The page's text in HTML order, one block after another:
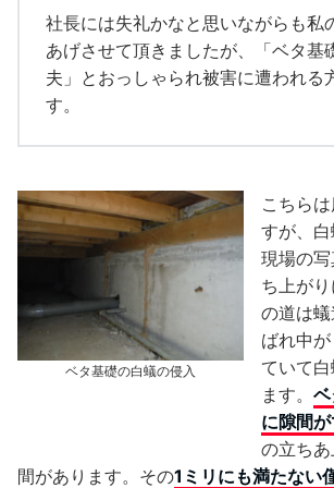
社長には失礼かなと思いながらも私
あげさせて頂きましたが、「ベタ基
夫」とおっしゃられ被害に遭われる
す。
ベタ基礎の白蟻の侵入
こちら
すが、
現場の
ち上が
の道は
ばれ中
ていて
ます。
に隙間
の立ち
間があります。その1ミリにも満たない